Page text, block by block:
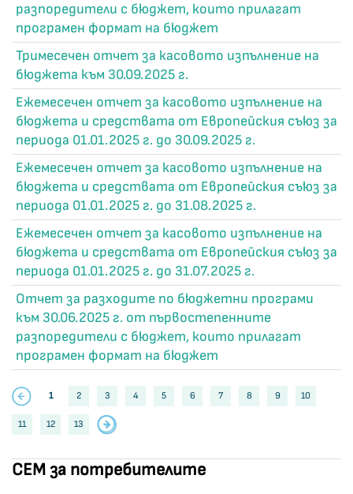
СЕМ за потребителите
разпоредители с бюджет, които прилагат
програмен формат на бюджет
Тримесечен отчет за касовото изпълнение на
бюджета към 30.09.2025 г.
Ежемесечен отчет за касовото изпълнение на
бюджета и средствата от Европейския съюз за
периода 01.01.2025 г. до 30.09.2025 г.
Ежемесечен отчет за касовото изпълнение на
бюджета и средствата от Европейския съюз за
периода 01.01.2025 г. до 31.08.2025 г.
Ежемесечен отчет за касовото изпълнение на
бюджета и средствата от Европейския съюз за
периода 01.01.2025 г. до 31.07.2025 г.
Отчет за разходите по бюджетни програми
към 30.06.2025 г. от първостепенните
разпоредители с бюджет, които прилагат
програмен формат на бюджет
1 2 3 4 5 6 7 8 9 10
11 12 13